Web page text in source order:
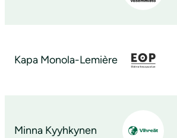
Kapa Monola-Lemière
Minna Kyyhkynen